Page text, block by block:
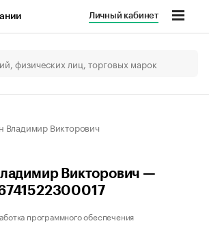
Личный кабинет
Владимир Викторович
Викторович —
программного обеспечения